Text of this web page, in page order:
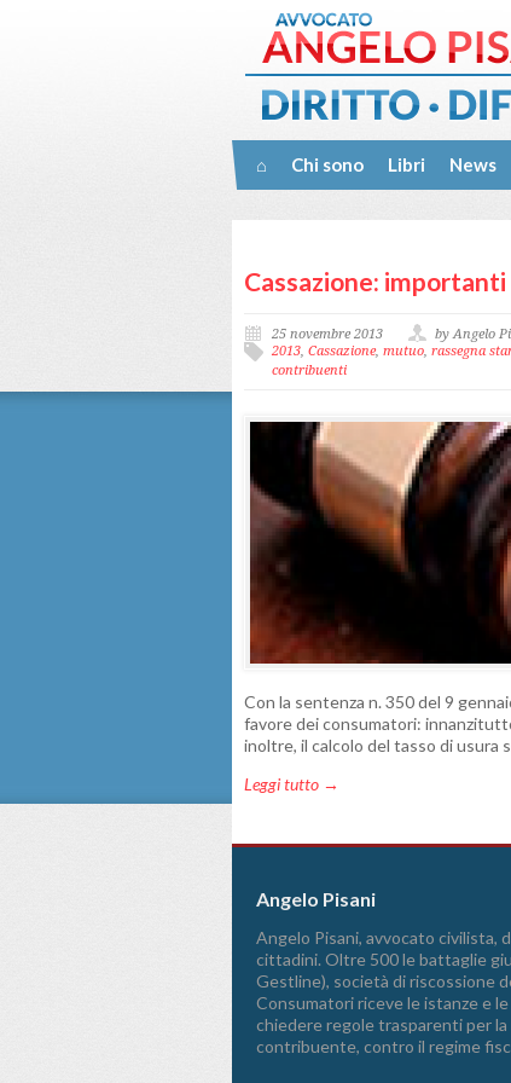
⌂ Chi sono Libri News
Cassazione:
25 novembre 2013
by Angelo
2013, Cassazione, mutuo, rassegna
contribuenti
Con la sentenza n. 350 del 9
favore dei consumatori:
inoltre, il calcolo del tasso di usura
Leggi tutto →
Angelo Pisani
Angelo Pisani, avvocato civilista,
cittadini. Oltre 500 le battaglie
Gestline), società di riscossione
Consumatori riceve le istanze e
chiedere regole trasparenti per
contribuente, contro il regime